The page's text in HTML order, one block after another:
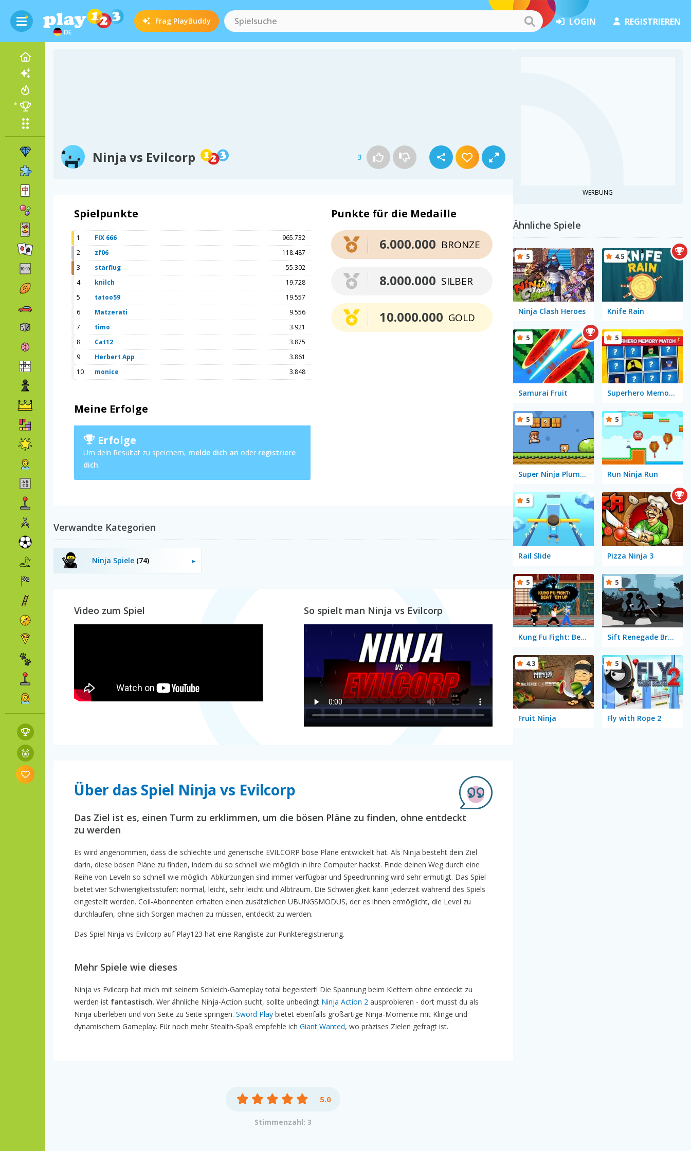
DE
Frag PlayBuddy LOGIN REGISTRIEREN
Ninja vs Evilcorp 3
Spielpunkte
1 FIX 666
965.732
2
zf06
118.487
3
starflug
55.302
4
knilch
19.728
5
tatoo59
19.557
6
Matzerati
9.556
7
timo
3.921
8
Cat12
3.875
9
Herbert App
3.861
10
monice 3.848
Meine Erfolge
Erfolge
Um dein Resultat zu speichern, melde dich an oder registriere
dich.
Punkte für die Medaille
BRONZE
6.000.000
SILBER
8.000.000
GOLD
10.000.000
Verwandte Kategorien
Ninja Spiele (74)
Video zum Spiel So spielt man Ninja vs Evilcorp
Über das Spiel Ninja vs Evilcorp
Das Ziel ist es, einen Turm zu erklimmen, um die bösen Pläne zu finden, ohne entdeckt
zu werden
Es wird angenommen, dass die schlechte und generische EVILCORP böse Pläne entwickelt hat. Als Ninja besteht dein Ziel
darin, diese bösen Pläne zu finden, indem du so schnell wie möglich in ihre Computer hackst. Finde deinen Weg durch eine
Reihe von Leveln so schnell wie möglich. Abkürzungen sind immer verfügbar und Speedrunning wird sehr ermutigt. Das Spiel
bietet vier Schwierigkeitsstufen: normal, leicht, sehr leicht und Albtraum. Die Schwierigkeit kann jederzeit während des Spiels
eingestellt werden. Coil-Abonnenten erhalten einen zusätzlichen ÜBUNGSMODUS, der es ihnen ermöglicht, die Level zu
durchlaufen, ohne sich Sorgen machen zu müssen, entdeckt zu werden.
Das Spiel Ninja vs Evilcorp auf Play123 hat eine Rangliste zur Punkteregistrierung.
Mehr Spiele wie dieses
Ninja vs Evilcorp hat mich mit seinem Schleich-Gameplay total begeistert! Die Spannung beim Klettern ohne entdeckt zu
werden ist fantastisch. Wer ähnliche Ninja-Action sucht, sollte unbedingt Ninja Action 2 ausprobieren - dort musst du als
Ninja überleben und von Seite zu Seite springen. Sword Play bietet ebenfalls großartige Ninja-Momente mit Klinge und
dynamischem Gameplay. Für noch mehr Stealth-Spaß empfehle ich Giant Wanted, wo präzises Zielen gefragt ist.
5.0
Stimmenzahl: 3
WERBUNG
Ähnliche Spiele
Ninja Clash Heroes
5
Knife Rain
4.5
Samurai Fruit
5
Superhero Memory Match
5
Super Ninja Plumber
5
Run Ninja Run
5
Rail Slide
5
Pizza Ninja 3
Kung Fu Fight: Beat 'Em Up
5
Sift Renegade Brawl
5
Fruit Ninja
4.3
Fly with Rope 2
5